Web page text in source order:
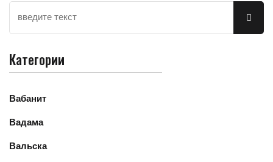
Категории
Вабанит
Вадама
Вальска